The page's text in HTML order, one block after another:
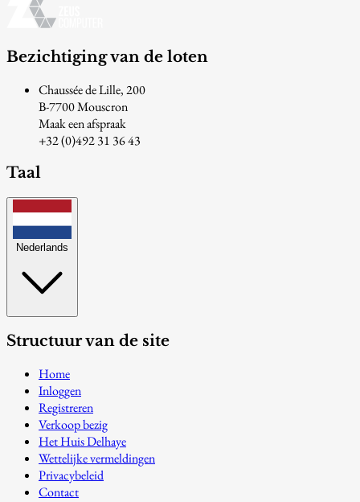
Bezichtiging van de loten
Chaussée de Lille, 200
B-7700 Mouscron
Maak een afspraak
+32 (0)492 31 36 43
Taal
Nederlands
Structuur van de site
Home
Inloggen
Registreren
Verkoop bezig
Het Huis Delhaye
Wettelijke vermeldingen
Privacybeleid
Contact